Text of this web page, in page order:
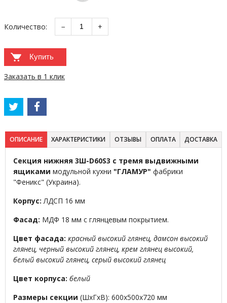
Количество: − +
Купить
Заказать в 1 клик
ОПИСАНИЕ ХАРАКТЕРИСТИКИ ОТЗЫВЫ ОПЛАТА ДОСТАВКА
Секция нижняя 3Ш-D60S3 с тремя выдвижными
ящиками модульной кухни "ГЛАМУР" фабрики
"Феникс" (Украина).
Корпус: ЛДСП 16 мм
Фасад: МДФ 18 мм с глянцевым покрытием.
Цвет фасада: красный высокий глянец, дамсон высокий
глянец, черный высокий глянец, крем глянец высокий,
белый высокий глянец, серый высокий глянец
Цвет корпуса: белый
Размеры секции (ШхГхВ): 600х500х720 мм